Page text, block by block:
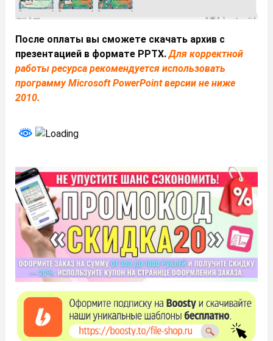
После оплаты вы сможете скачать архив с
презентацией в формате PPTX.Для корректной
работы ресурса рекомендуется использовать
программу Microsoft PowerPoint версии не ниже
2010.